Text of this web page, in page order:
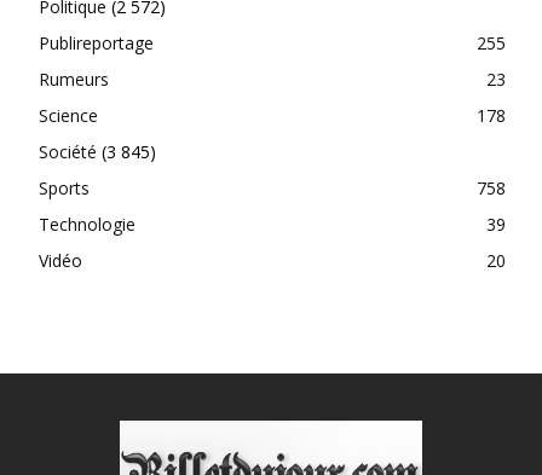
Politique (2 572)
Publireportage
255
Rumeurs
23
Science
178
Société (3 845)
Sports
758
Technologie
39
Vidéo
20